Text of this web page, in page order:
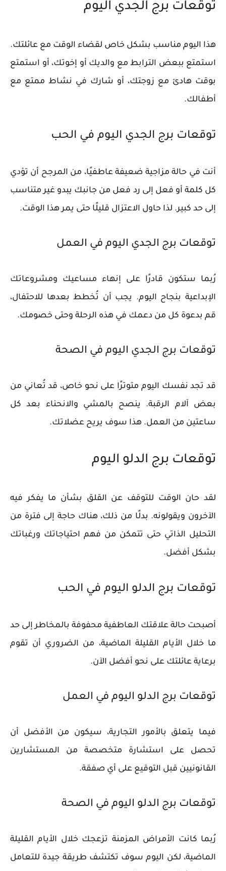
توقعات برج الجدي اليوم
هذا اليوم مناسب بشكل خاص لقضاء الوقت مع عائلتك.
استمتع ببعض الترابط مع والديك أو إخوتك، أو استمتع
بوقت هادئ مع زوجتك، أو شارك في نشاط ممتع مع
أطفالك.
توقعات برج الجدي اليوم في الحب
أنت في حالة مزاجية ضعيفة عاطفيًا، من المرجح أن تؤدي
كل كلمة أو فعل إلى رد فعل من جانبك يبدو غير متناسب
إلى حد كبير. لذا حاول الاعتزال قليلًا حتى يمر هذا الوقت.
توقعات برج الجدي اليوم في العمل
رُبما ستكون قادرًا على إنهاء مساعيك ومشروعاتك
الإبداعية بنجاح اليوم. يجب أن تُخطط بعدها للاحتفال،
قم بدعوة كل من دعمك في هذه الرحلة وحتى خصومك.
توقعات برج الجدي اليوم في الصحة
قد تجد نفسك اليوم متوترًا على نحو خاص، قد تُعاني من
بعض آلام الرقبة. ينصح بالمشي والانحناء بعد كل
ساعتين من العمل. هذا سوف يريح عضلاتك.
توقعات برج الدلو اليوم
لقد حان الوقت للتوقف عن القلق بشأن ما يفكر فيه
الآخرون ويقولونه. بدلًا من ذلك، هناك حاجة إلى فترة من
التحليل الذاتي حتى تتمكن من فهم احتياجاتك ورغباتك
بشكل أفضل.
توقعات برج الدلو اليوم في الحب
أصبحت حالة علاقتك العاطفية محفوفة بالمخاطر إلى حد
ما خلال الأيام القليلة الماضية، من الضروري أن تقوم
برعاية عائلتك على نحو أفضل الآن.
توقعات برج الدلو اليوم في العمل
فيما يتعلق بالأمور التجارية، سيكون من الأفضل أن
تحصل على استشارة متخصصة من المستشارين
القانونيين قبل التوقيع على أي صفقة.
توقعات برج الدلو اليوم في الصحة
رُبما كانت الأمراض المزمنة تزعجك خلال الأيام القليلة
الماضية، لكن اليوم سوف تكتشف طريقة جيدة للتعامل